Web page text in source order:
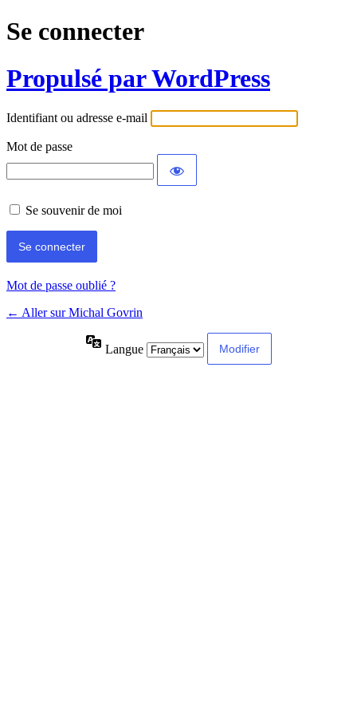
Se connecter
Propulsé par WordPress
Identifiant ou adresse e-mail
Mot de passe
Se souvenir de moi
Mot de passe oublié ?
← Aller sur Michal Govrin
Langue